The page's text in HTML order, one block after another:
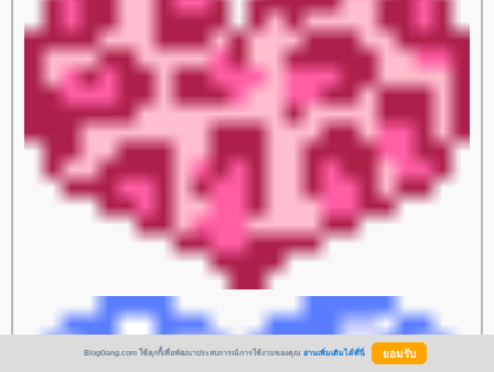
BlogGang.com ใช้คุกกี้เพื่อพัฒนาประสบการณ์การใช้งานของคุณ อ่านเพิ่มเติมได้ที่นี่